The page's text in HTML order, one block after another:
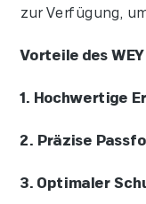
zur Verfügung,
Vorteile des
1. Hochwertige
2. Präzise
3. Optimaler